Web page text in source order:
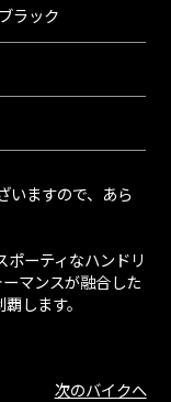
ラック
いますので、あら
ーティなハンドリ
マンスが融合した
します。
次のバイクへ